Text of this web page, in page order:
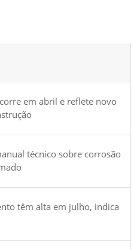
em abril e reflete novo
técnico sobre corrosão
têm alta em julho, indica